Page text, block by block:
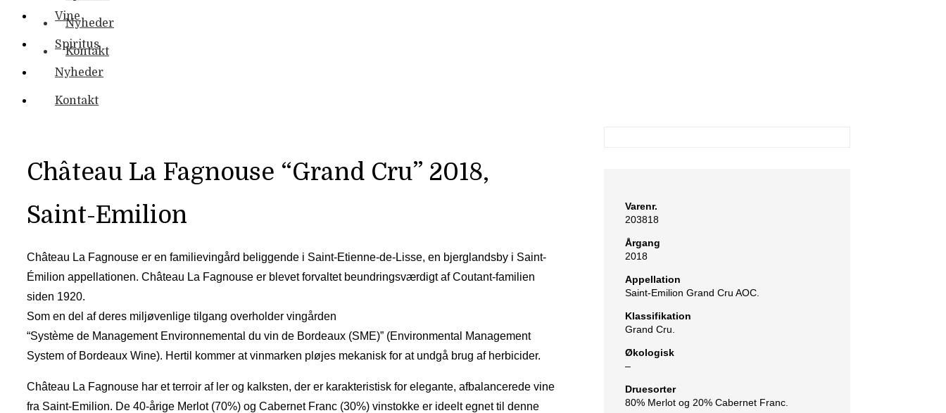
Nyheder
Kontakt
Vine
Spiritus
Nyheder
Kontakt
Château La Fagnouse “Grand Cru” 2018,
Saint-Emilion
Château La Fagnouse er en familievingård beliggende i Saint-Etienne-de-Lisse, en bjerglandsby i Saint-
Émilion appellationen. Château La Fagnouse er blevet forvaltet beundringsværdigt af Coutant-familien
siden 1920.
Som en del af deres miljøvenlige tilgang overholder vingården
“Système de Management Environnemental du vin de Bordeaux (SME)” (Environmental Management
System of Bordeaux Wine). Hertil kommer at vinmarken pløjes mekanisk for at undgå brug af herbicider.
Château La Fagnouse har et terroir af ler og kalksten, der er karakteristisk for elegante, afbalancerede vine
fra Saint-Emilion. De 40-årige Merlot (70%) og Cabernet Franc (30%) vinstokke er ideelt egnet til denne
Varenr.
203818
Årgang
2018
Appellation
Saint-Emilion Grand Cru AOC.
Klassifikation
Grand Cru.
Økologisk
–
Druesorter
80% Merlot og 20% Cabernet Franc.